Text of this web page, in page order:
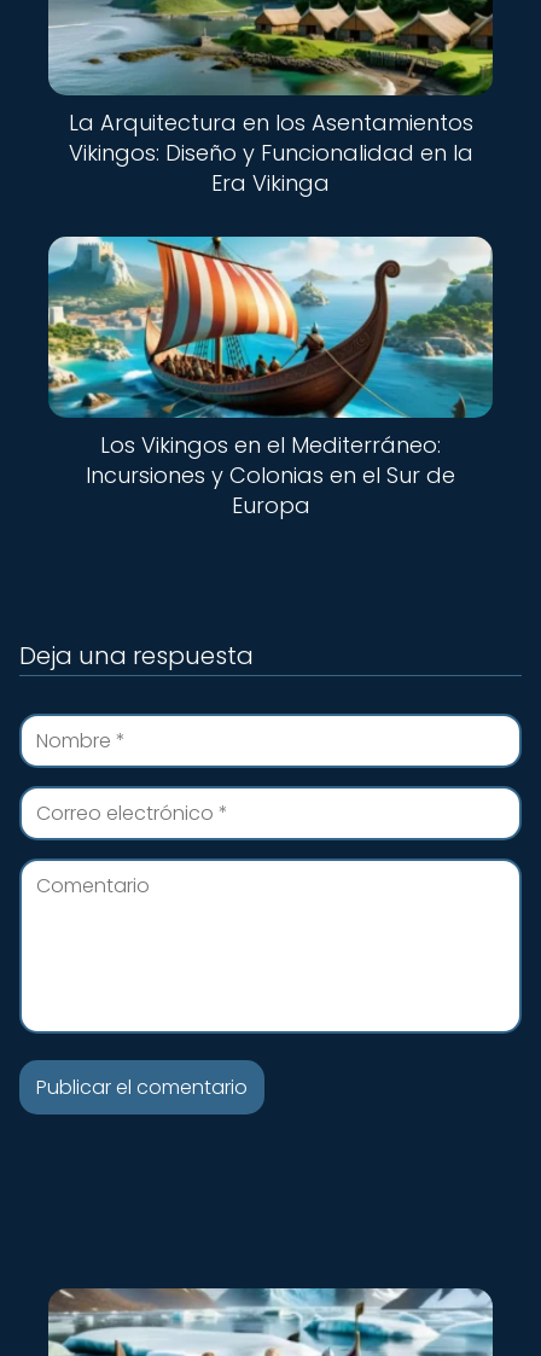
La Arquitectura en los Asentamientos
Vikingos: Diseño y Funcionalidad en la
Era Vikinga
Los Vikingos en el Mediterráneo:
Incursiones y Colonias en el Sur de
Europa
Deja una respuesta